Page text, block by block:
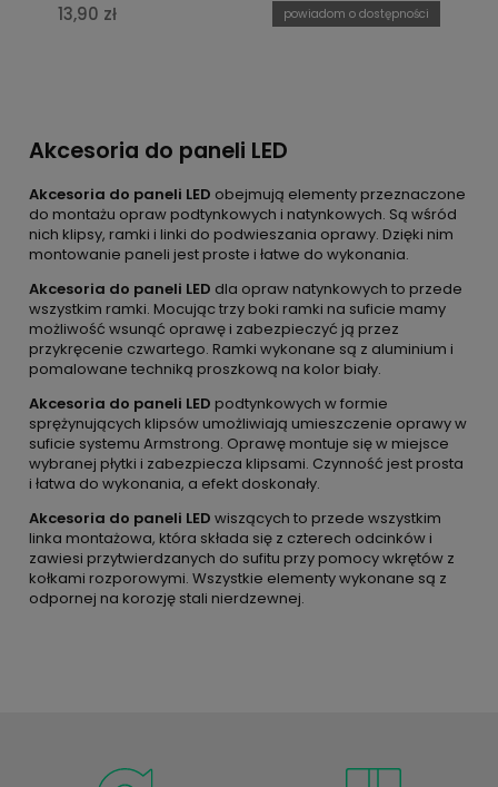
13,90 zł powiadom o dostępności
Akcesoria do paneli LED
Akcesoria do paneli LED obejmują elementy przeznaczone
do montażu opraw podtynkowych i natynkowych. Są wśród
nich klipsy, ramki i linki do podwieszania oprawy. Dzięki nim
montowanie paneli jest proste i łatwe do wykonania.
Akcesoria do paneli LED dla opraw natynkowych to przede
wszystkim ramki. Mocując trzy boki ramki na suficie mamy
możliwość wsunąć oprawę i zabezpieczyć ją przez
przykręcenie czwartego. Ramki wykonane są z aluminium i
pomalowane techniką proszkową na kolor biały.
Akcesoria do paneli LED podtynkowych w formie
sprężynujących klipsów umożliwiają umieszczenie oprawy w
suficie systemu Armstrong. Oprawę montuje się w miejsce
wybranej płytki i zabezpiecza klipsami. Czynność jest prosta
i łatwa do wykonania, a efekt doskonały.
Akcesoria do paneli LED wiszących to przede wszystkim
linka montażowa, która składa się z czterech odcinków i
zawiesi przytwierdzanych do sufitu przy pomocy wkrętów z
kołkami rozporowymi. Wszystkie elementy wykonane są z
odpornej na korozję stali nierdzewnej.